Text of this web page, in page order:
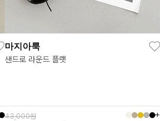
마지아룩
샌드로 라운드 플랫
43,000원